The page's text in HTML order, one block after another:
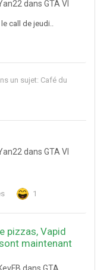
dans GTA VI
call de jeudi..
un sujet: Café du
dans GTA VI
1
pizzas, Vapid
maintenant